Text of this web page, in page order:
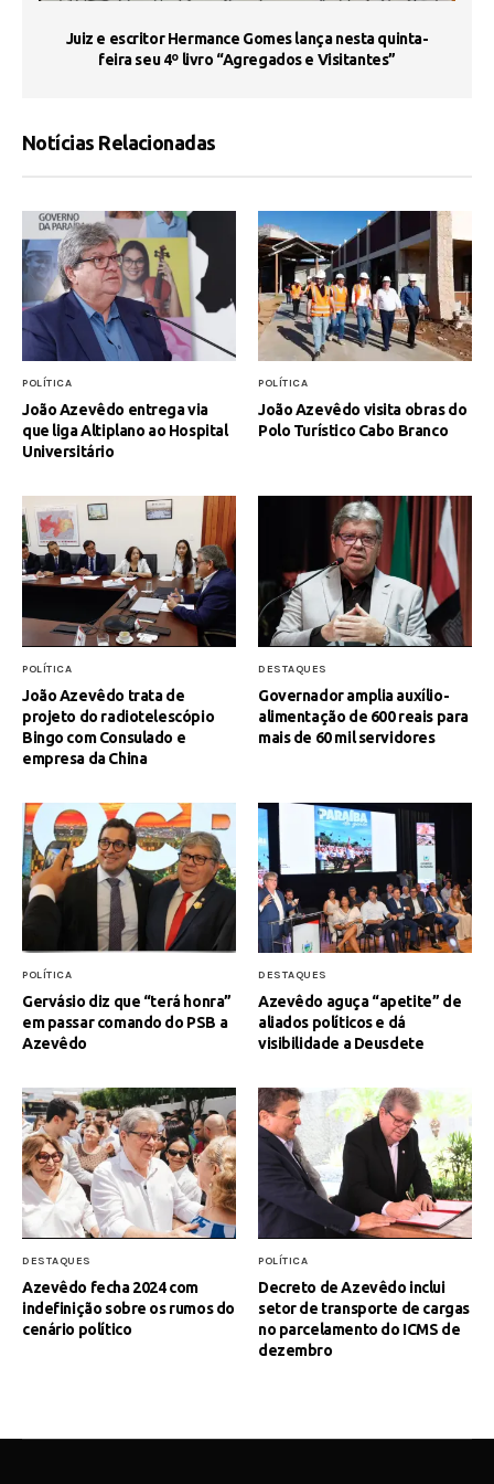
Juiz e escritor Hermance Gomes lança nesta quinta-
feira seu 4º livro “Agregados e Visitantes”
Notícias Relacionadas
POLÍTICA
João Azevêdo entrega via
que liga Altiplano ao Hospital
Universitário
POLÍTICA
João Azevêdo visita obras do
Polo Turístico Cabo Branco
POLÍTICA
João Azevêdo trata de
projeto do radiotelescópio
Bingo com Consulado e
empresa da China
DESTAQUES
Governador amplia auxílio-
alimentação de 600 reais para
mais de 60 mil servidores
POLÍTICA
Gervásio diz que “terá honra”
em passar comando do PSB a
Azevêdo
DESTAQUES
Azevêdo aguça “apetite” de
aliados políticos e dá
visibilidade a Deusdete
DESTAQUES
Azevêdo fecha 2024 com
indefinição sobre os rumos do
cenário político
POLÍTICA
Decreto de Azevêdo inclui
setor de transporte de cargas
no parcelamento do ICMS de
dezembro